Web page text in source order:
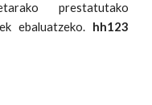
prestatutako
ebaluatzeko.hh123